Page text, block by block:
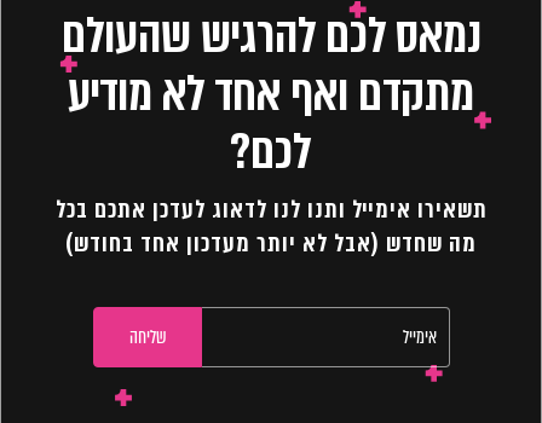
נמאס לכם להרגיש שהעולם
מתקדם ואף אחד לא מודיע
לכם?
תשאירו אימייל ותנו לנו לדאוג לעדכן אתכם בכל
מה שחדש (אבל לא יותר מעדכון אחד בחודש)